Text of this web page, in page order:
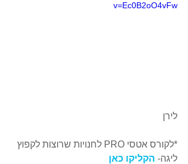
v=Ec0B2oO4vFw
לירן
*לקורס אטסי PRO לחנויות שרוצות לקפוץ
ליגה- הקליקו כאן